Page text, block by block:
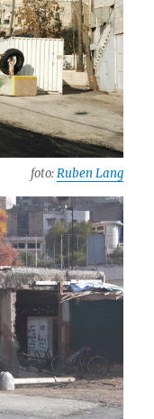
foto:Ruben Lang